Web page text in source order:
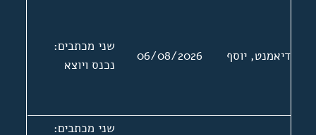
דיאמנט, יוסף 06/08/2026
שני מכתבים:
נכנס ויוצא
שני מכתבים: